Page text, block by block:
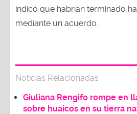
indicó que habrían terminado
mediante un acuerdo.
Noticias Relacionadas
Giuliana Rengifo rompe en
sobre huaicos en su tierra